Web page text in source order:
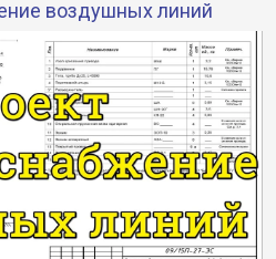
воздушных линий